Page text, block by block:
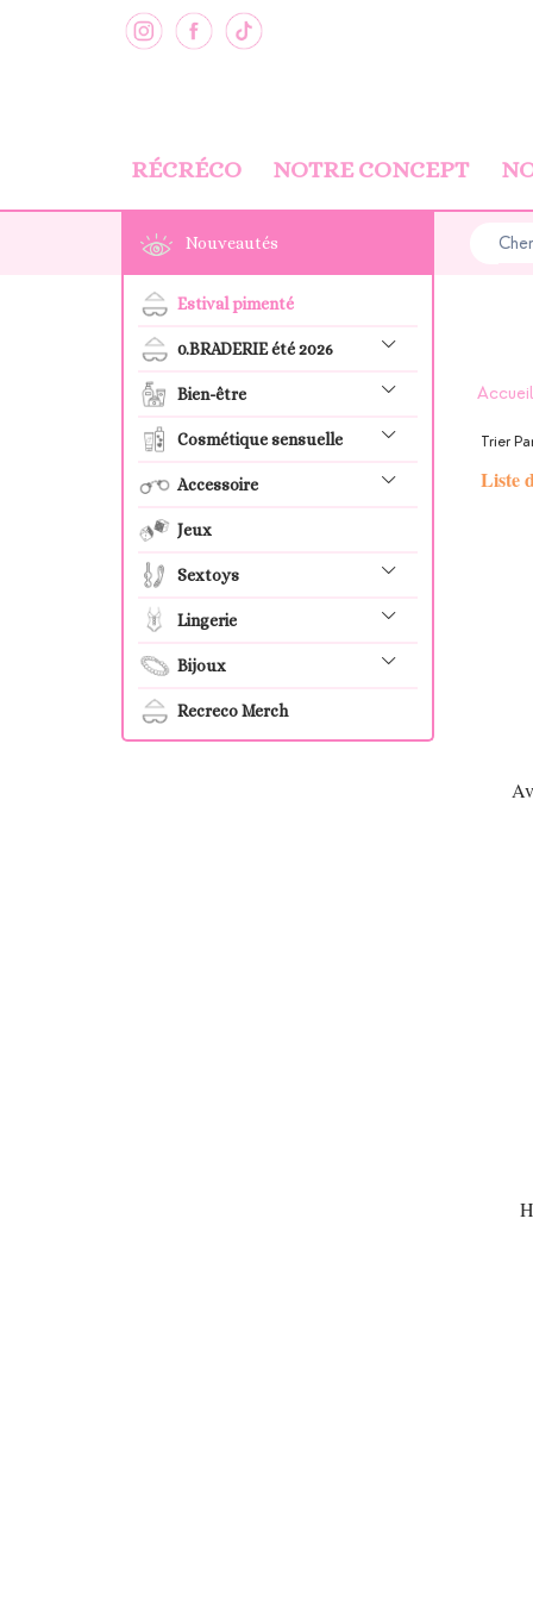
RÉCRÉCO NOTRE CONCEPT
Nouveautés
Estival pimenté
0.BRADERIE été 2026
Bien-être
Cosmétique sensuelle
Accessoire
Jeux
Sextoys
Lingerie
Bijoux
Recreco Merch
Trier
Liste
Panneau de gestion des cookies